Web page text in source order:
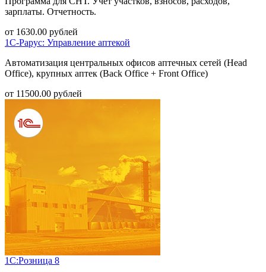
зарплаты. Отчетность.
от 1630.00 рублей
1С-Рарус: Управление аптекой
Автоматизация центральных офисов аптечных сетей (Head
Office), крупных аптек (Back Office + Front Office)
от 11500.00 рублей
1С:Розница 8